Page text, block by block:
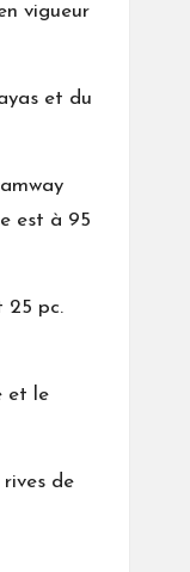
vigueur
et du
est à 95
25 pc.
et le
de